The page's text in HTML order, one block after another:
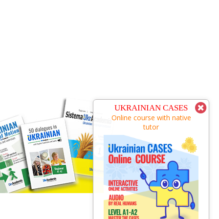
COURSE
course with native
tutor
UKRAINIAN CASES
Online course with native
tutor